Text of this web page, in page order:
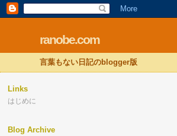
ranobe.com
言葉もない日記のblogger版
Links
はじめに
Blog Archive